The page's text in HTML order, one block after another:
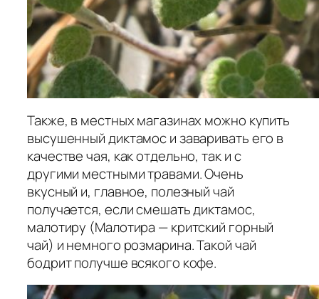
Также, в местных магазинах можно купить
высушенный диктамос и заваривать его в
качестве чая, как отдельно, так и с
другими местными травами. Очень
вкусный и, главное, полезный чай
получается, если смешать диктамос,
малотиру (Малотира — критский горный
чай) и немного розмарина. Такой чай
бодрит получше всякого кофе.